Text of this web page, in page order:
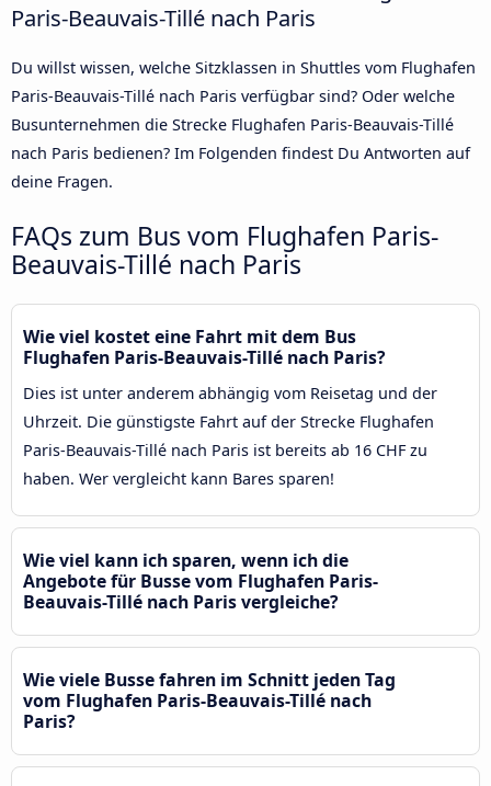
Paris-Beauvais-Tillé nach Paris
Du willst wissen, welche Sitzklassen in Shuttles vom Flughafen
Paris-Beauvais-Tillé nach Paris verfügbar sind? Oder welche
Busunternehmen die Strecke Flughafen Paris-Beauvais-Tillé
nach Paris bedienen? Im Folgenden findest Du Antworten auf
deine Fragen.
FAQs zum Bus vom Flughafen Paris-
Beauvais-Tillé nach Paris
Wie viel kostet eine Fahrt mit dem Bus
Flughafen Paris-Beauvais-Tillé nach Paris?
Dies ist unter anderem abhängig vom Reisetag und der
Uhrzeit. Die günstigste Fahrt auf der Strecke Flughafen
Paris-Beauvais-Tillé nach Paris ist bereits ab 16 CHF zu
haben. Wer vergleicht kann Bares sparen!
Wie viel kann ich sparen, wenn ich die
Angebote für Busse vom Flughafen Paris-
Beauvais-Tillé nach Paris vergleiche?
Wie viele Busse fahren im Schnitt jeden Tag
vom Flughafen Paris-Beauvais-Tillé nach
Paris?